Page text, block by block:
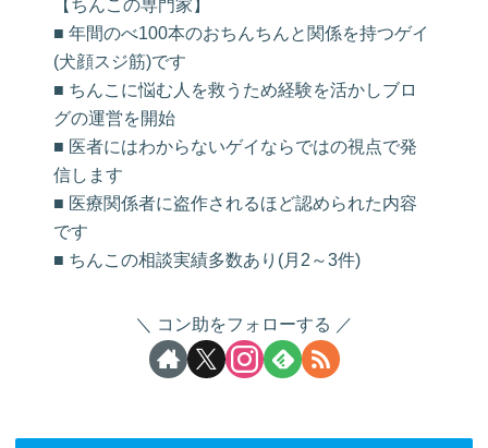
【ちんこの専門家】
■ 年間のべ100本のおちんちんと関係を持つゲイ
(犬顔スジ筋)です
■ ちんこに悩む人を救うため経験を活かしブロ
グの運営を開始
■ 医者にはわからないゲイならではの視点で発
信します
■ 医療関係者に盗作されるほど認められた内容
です
■ ちんこの相談実績多数あり(月2～3件)
コン助をフォローする